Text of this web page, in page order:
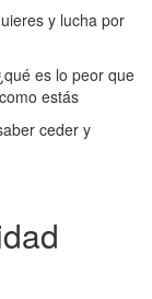
y lucha por
es lo peor que
estás
ceder y